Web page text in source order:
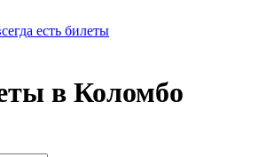
есть билеты
в Коломбо